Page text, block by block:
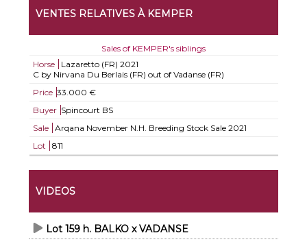
VENTES RELATIVES À KEMPER
Sales of KEMPER's siblings
Horse
Lazaretto (FR) 2021
C by Nirvana Du Berlais (FR) out of Vadanse (FR)
Price 33.000 €
Buyer Spincourt BS
Sale
Arqana November N.H. Breeding Stock Sale 2021
Lot
811
VIDEOS
Lot 159 h. BALKO x VADANSE